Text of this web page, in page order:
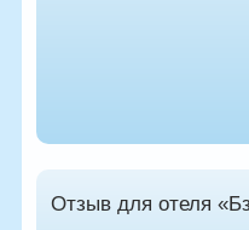
Отзыв для отеля